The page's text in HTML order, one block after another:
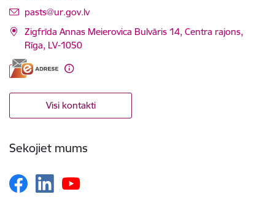
E-pasts:
pasts@ur.gov.lv
Zigfrīda Annas Meierovica Bulvāris 14, Centra rajons,
Rīga, LV-1050
Visi kontakti
Sekojiet mums